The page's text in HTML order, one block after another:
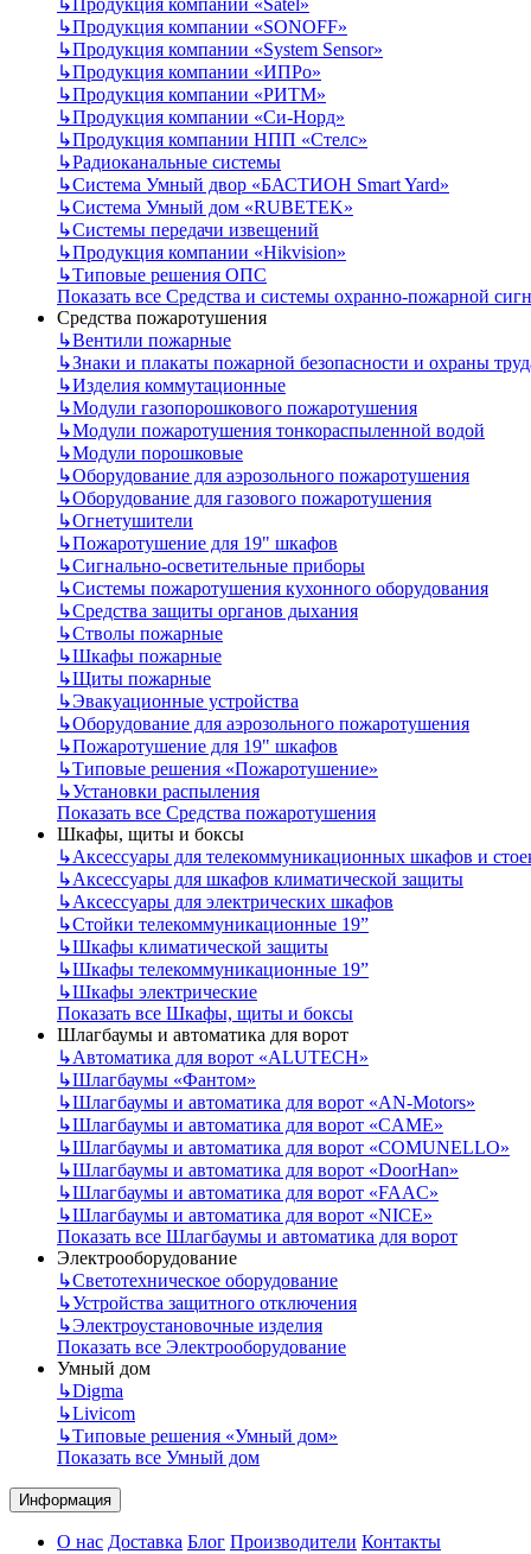
↳Продукция компании «Satel»
↳Продукция компании «SONOFF»
↳Продукция компании «System Sensor»
↳Продукция компании «ИПРо»
↳Продукция компании «РИТМ»
↳Продукция компании «Си-Норд»
↳Продукция компании НПП «Стелс»
↳Радиоканальные системы
↳Система Умный двор «БАСТИОН Smart Yard»
↳Система Умный дом «RUBETEK»
↳Системы передачи извещений
↳Продукция компании «Hikvision»
↳Типовые решения ОПС
Показать все Средства и системы охранно-пожарной
Средства пожаротушения
↳Вентили пожарные
↳Знаки и плакаты пожарной безопасности и охраны
↳Изделия коммутационные
↳Модули газопорошкового пожаротушения
↳Модули пожаротушения тонкораспыленной водой
↳Модули порошковые
↳Оборудование для аэрозольного пожаротушения
↳Оборудование для газового пожаротушения
↳Огнетушители
↳Пожаротушение для 19" шкафов
↳Сигнально-осветительные приборы
↳Системы пожаротушения кухонного оборудования
↳Средства защиты органов дыхания
↳Стволы пожарные
↳Шкафы пожарные
↳Щиты пожарные
↳Эвакуационные устройства
↳Оборудование для аэрозольного пожаротушения
↳Пожаротушение для 19" шкафов
↳Типовые решения «Пожаротушение»
↳Установки распыления
Показать все Средства пожаротушения
Шкафы, щиты и боксы
↳Аксессуары для телекоммуникационных шкафов и
↳Аксессуары для шкафов климатической защиты
↳Аксессуары для электрических шкафов
↳Стойки телекоммуникационные 19”
↳Шкафы климатической защиты
↳Шкафы телекоммуникационные 19”
↳Шкафы электрические
Показать все Шкафы, щиты и боксы
Шлагбаумы и автоматика для ворот
↳Автоматика для ворот «ALUTECH»
↳Шлагбаумы «Фантом»
↳Шлагбаумы и автоматика для ворот «AN-Motors»
↳Шлагбаумы и автоматика для ворот «CAME»
↳Шлагбаумы и автоматика для ворот «COMUNELLO»
↳Шлагбаумы и автоматика для ворот «DoorHan»
↳Шлагбаумы и автоматика для ворот «FAAC»
↳Шлагбаумы и автоматика для ворот «NICE»
Показать все Шлагбаумы и автоматика для ворот
Электрооборудование
↳Светотехническое оборудование
↳Устройства защитного отключения
↳Электроустановочные изделия
Показать все Электрооборудование
Умный дом
↳Digma
↳Livicom
↳Типовые решения «Умный дом»
Показать все Умный дом
Информация
О нас Доставка Блог Производители Контакты